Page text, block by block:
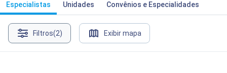
Especialistas Unidades Convênios e Especialidades
Filtros(2) Exibir mapa